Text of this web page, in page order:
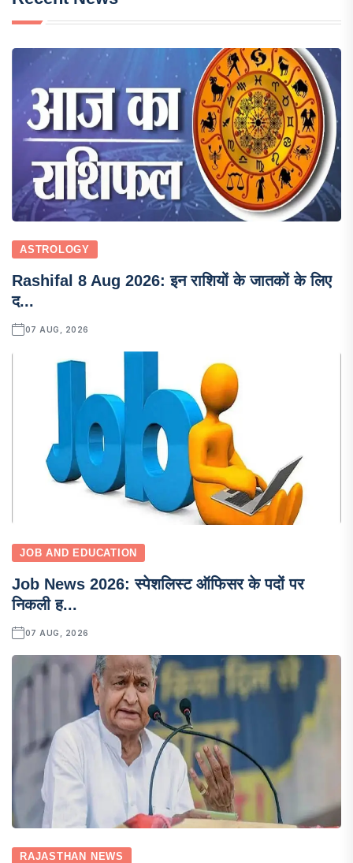
ASTROLOGY
Rashifal 8 Aug 2026: इन राशियों के जातकों के लिए
द...
07 AUG, 2026
JOB AND EDUCATION
Job News 2026: स्पेशलिस्ट ऑफिसर के पदों पर
निकली ह...
07 AUG, 2026
RAJASTHAN NEWS